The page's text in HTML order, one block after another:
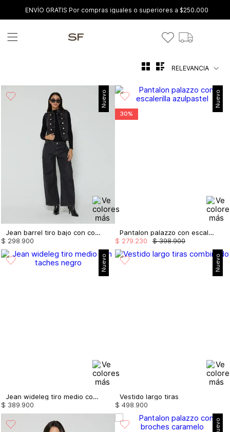
ENVÍO GRATIS Por compras iguales o superiores a $250.000
RELEVANCIA
Nuevo
Jean barrel tiro bajo con cortes
$ 298 900
Nuevo
30%
Pantalon palazzo con escalerilla
$ 398.900
$ 279 230
Nuevo
Jean wideleg tiro medio con taches
$ 389 900
Nuevo
Vestido largo tiras
$ 498 900
Nuevo